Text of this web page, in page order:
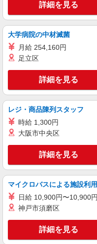
詳細を見る
大学病院の中材滅菌
月給 254,160円
足立区
詳細を見る
レジ・商品陳列スタッフ
時給 1,300円
大阪市中央区
詳細を見る
マイクロバスによる施設利
日給 10,900円〜10,900円
神戸市須磨区
詳細を見る